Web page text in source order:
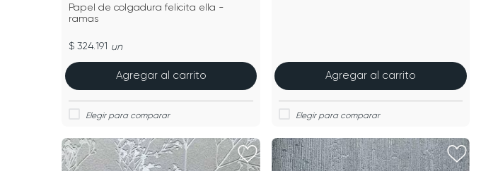
Papel de colgadura felicita ella -
ramas
$ 324.191 un
Agregar al carrito Agregar al carrito